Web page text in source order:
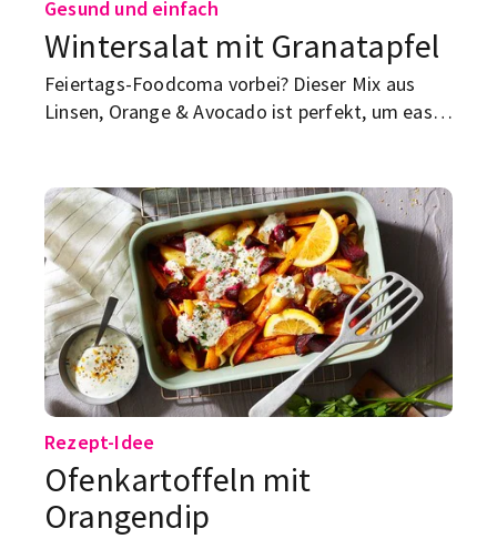
Gesund und einfach
Wintersalat mit Granatapfel
Feiertags-Foodcoma vorbei? Dieser Mix aus
Linsen, Orange & Avocado ist perfekt, um easy
Rezept-Idee
Ofenkartoffeln mit
Orangendip